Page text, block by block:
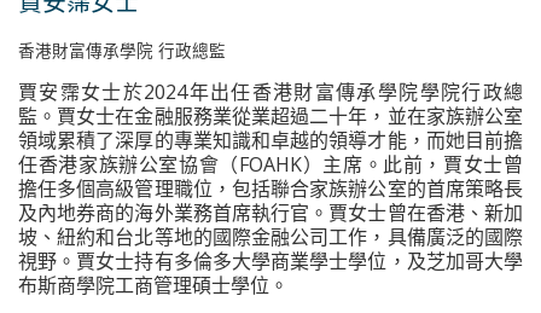
香港財富傳承學院 行政總監
賈安霈女士於2024年出任香港財富傳承學院學院行政總
監。賈女士在金融服務業從業超過二十年，並在家族辦公室
領域累積了深厚的專業知識和卓越的領導才能，而她目前擔
任香港家族辦公室協會（FOAHK）主席。此前，賈女士曾
擔任多個高級管理職位，包括聯合家族辦公室的首席策略長
及內地券商的海外業務首席執行官。賈女士曾在香港、新加
坡、紐約和台北等地的國際金融公司工作，具備廣泛的國際
視野。賈女士持有多倫多大學商業學士學位，及芝加哥大學
布斯商學院工商管理碩士學位。